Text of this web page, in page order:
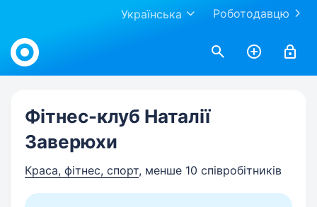
Роботодавцю
Українська
Work.ua
Фітнес-клуб Наталії
Заверюхи
Краса, фітнес, спорт, менше 10 співробітників